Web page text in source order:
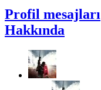
Profil mesajları
Hakkında